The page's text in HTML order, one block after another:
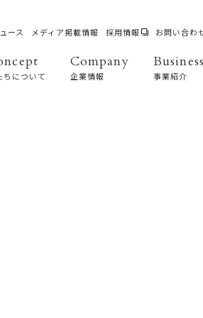
ース メディア掲載情報 採用情報 お問い合わ
ちについて
Company
企業情報
Business
事業紹介